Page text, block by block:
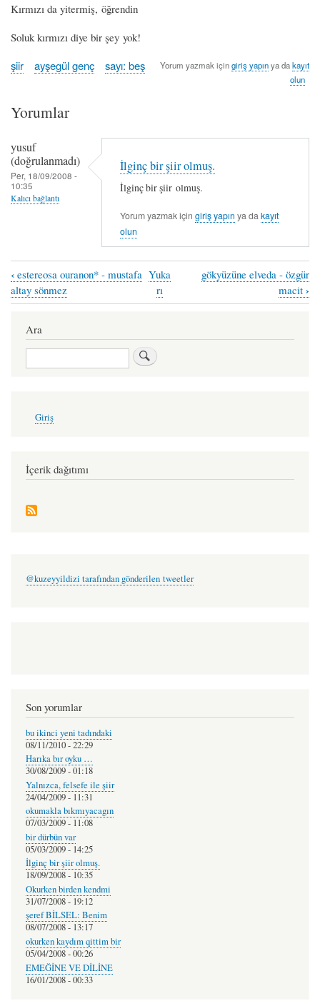
Kırmızı da yitermiş, öğrendin
Soluk kırmızı diye bir şey yok!
şiir ayşegül genç sayı: beş Yorum yazmak içingiriş yapınya dakayıt
olun
Yorumlar
yusuf
(doğrulanmadı)
Per, 18/09/2008 -
10:35
Kalıcı bağlantı
İlginç bir şiir olmuş.
İlginç bir şiir olmuş.
Yorum yazmak için giriş yapın ya dakayıt
olun
Book
traversal
links
for
soluk
diye
yok
ayşegül
‹ estereosa ouranon* - mustafa
altay sönmez
Yuka
rı
gökyüzüne elveda - özgür
macit ›
Ara
Ara
account
Giriş
İçerik dağıtımı
@kuzeyyildizi tarafından gönderilen tweetler
Son yorumlar
bu ikinci yeni tadındaki
08/11/2010 - 22:29
Harıka bır oyku …
30/08/2009 - 01:18
Yalnızca, felsefe ile şiir
24/04/2009 - 11:31
okumakla bıkmıyacagın
07/03/2009 - 11:08
bir dürbün var
05/03/2009 - 14:25
İlginç bir şiir olmuş.
18/09/2008 - 10:35
Okurken birden kendmi
31/07/2008 - 19:12
şeref BİLSEL: Benim
08/07/2008 - 13:17
okurken kaydım qittim bir
05/04/2008 - 00:26
EMEĞİNE VE DİLİNE
16/01/2008 - 00:33